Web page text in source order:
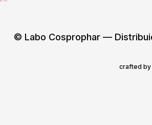
© Labo Cosprophar —
crafted by